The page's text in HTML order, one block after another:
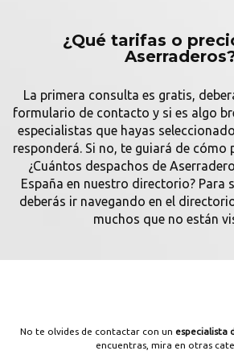
¿Qué tarifas o
La primera consulta es gratis,
formulario de contacto y si es algo
especialistas que hayas
responderá. Si no, te guiará de cómo
¿Cuántos despachos de
España en nuestro directorio? Para
deberás ir navegando en el
muchos que no están
No te olvides de contactar con un especialista
encuentras, mira en otras